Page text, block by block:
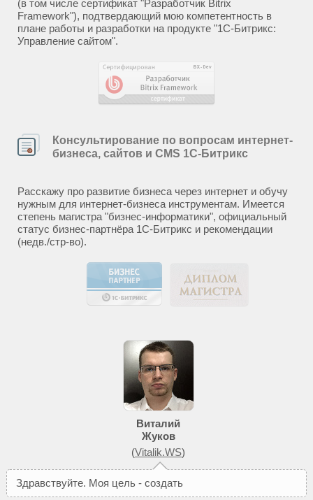
(в том числе сертификат "Разработчик Bitrix
Framework"), подтвердающий мою компетентность в
плане работы и разработки на продукте "1С-Битрикс:
Управление сайтом".
Консультирование по вопросам интернет-
бизнеса, сайтов и CMS 1С-Битрикс
Расскажу про развитие бизнеса через интернет и обучу
нужным для интернет-бизнеса инструментам. Имеется
степень магистра "бизнес-информатики", официальный
статус бизнес-партнёра 1С-Битрикс и рекомендации
(недв./стр-во).
Виталий
Жуков
(Vitalik.WS)
Здравствуйте. Моя цель - создать